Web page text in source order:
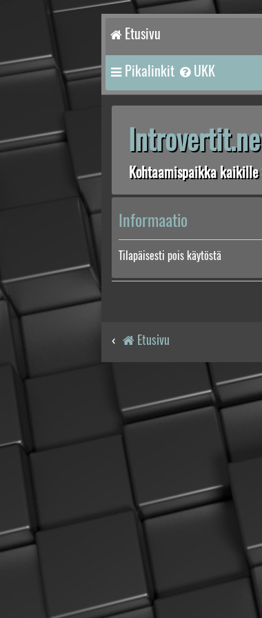
Etusivu
Pikalinkit UKK
Kohtaamispaikka kaikille
Informaatio
Tilapäisesti pois käytöstä
Etusivu